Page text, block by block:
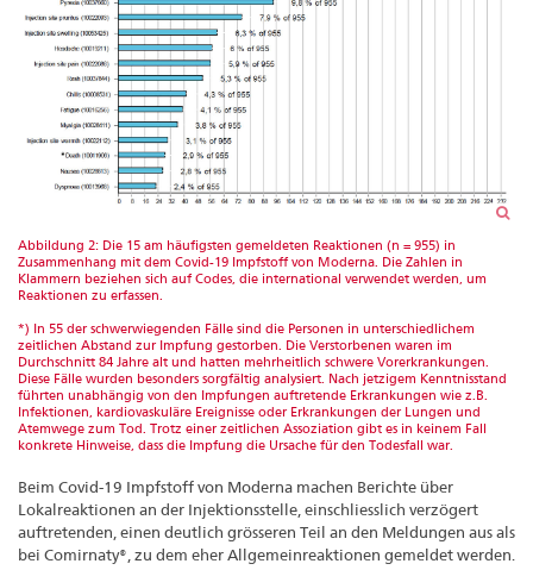
Abbildung 2: Die 15 am häufigsten gemeldeten Reaktionen (n = 955) in
Zusammenhang mit dem Covid-19 Impfstoff von Moderna. Die Zahlen in
Klammern beziehen sich auf Codes, die international verwendet werden, um
Reaktionen zu erfassen.
*) In 55 der schwerwiegenden Fälle sind die Personen in unterschiedlichem
zeitlichen Abstand zur Impfung gestorben. Die Verstorbenen waren im
Durchschnitt 84 Jahre alt und hatten mehrheitlich schwere Vorerkrankungen.
Diese Fälle wurden besonders sorgfältig analysiert. Nach jetzigem Kenntnisstand
führten unabhängig von den Impfungen auftretende Erkrankungen wie z.B.
Infektionen, kardiovaskuläre Ereignisse oder Erkrankungen der Lungen und
Atemwege zum Tod. Trotz einer zeitlichen Assoziation gibt es in keinem Fall
konkrete Hinweise, dass die Impfung die Ursache für den Todesfall war.
Beim Covid-19 Impfstoff von Moderna machen Berichte über
Lokalreaktionen an der Injektionsstelle, einschliesslich verzögert
auftretenden, einen deutlich grösseren Teil an den Meldungen aus als
bei Comirnaty®, zu dem eher Allgemeinreaktionen gemeldet werden.